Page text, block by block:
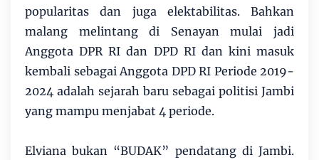
popularitas dan juga elektabilitas. Bahkan
malang melintang di Senayan mulai jadi
Anggota DPR RI dan DPD RI dan kini masuk
kembali sebagai Anggota DPD RI Periode 2019-
2024 adalah sejarah baru sebagai politisi Jambi
yang mampu menjabat 4 periode.
Elviana bukan “BUDAK” pendatang di Jambi.